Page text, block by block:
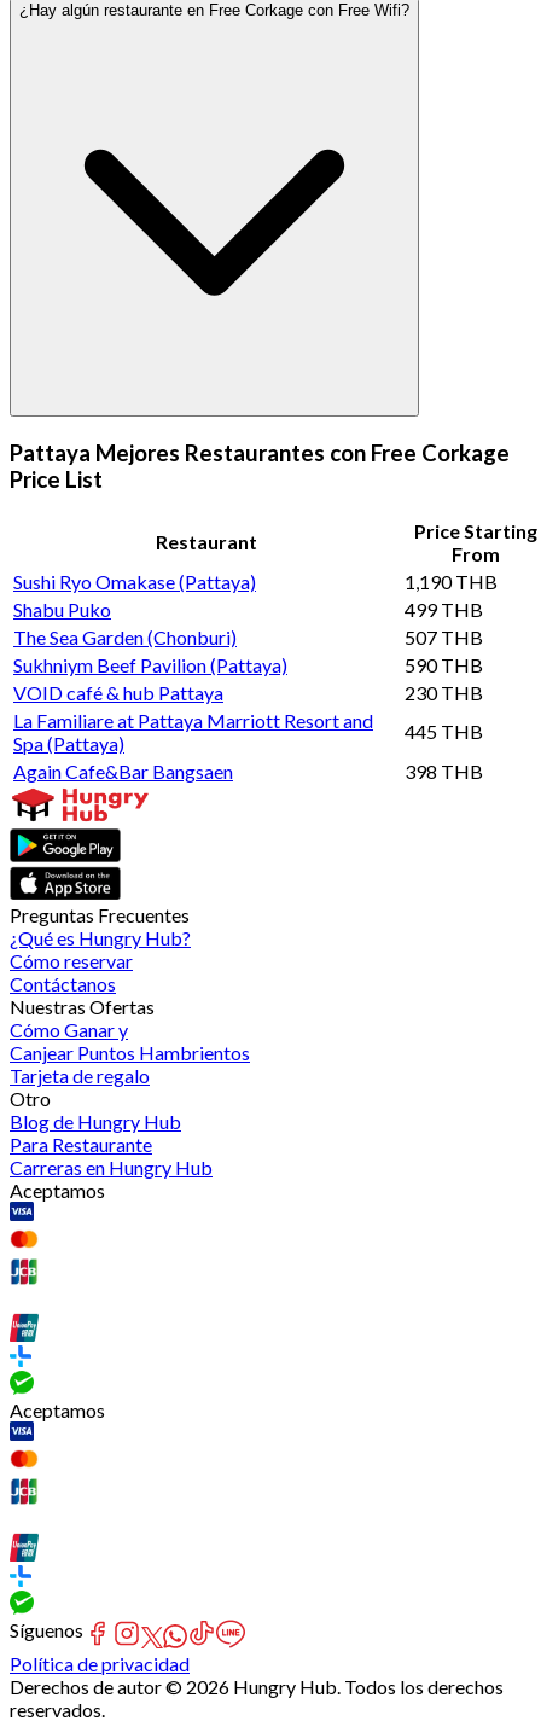
¿Hay algún restaurante en Free Corkage con Free Wifi?
Pattaya Mejores Restaurantes con Free Corkage
Price List
Restaurant
Price Starting
From
Sushi Ryo Omakase (Pattaya)
1,190 THB
Shabu Puko
499 THB
The Sea Garden (Chonburi)
507 THB
Sukhniym Beef Pavilion (Pattaya)
590 THB
VOID café & hub Pattaya
230 THB
La Familiare at Pattaya Marriott Resort and
Spa (Pattaya)
445 THB
Again Cafe&Bar Bangsaen
398 THB
Preguntas Frecuentes
¿Qué es Hungry Hub?
Cómo reservar
Contáctanos
Nuestras Ofertas
Cómo Ganar y
Canjear Puntos Hambrientos
Tarjeta de regalo
Otro
Blog de Hungry Hub
Para Restaurante
Carreras en Hungry Hub
Aceptamos
Aceptamos
Síguenos
Política de privacidad
Derechos de autor © 2026 Hungry Hub. Todos los derechos
reservados.